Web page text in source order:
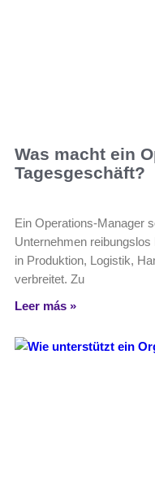
Was macht ein
Tagesgeschäft?
Ein Operations-Manager
Unternehmen
in Produktion, Logistik,
verbreitet. Zu
Leer más »